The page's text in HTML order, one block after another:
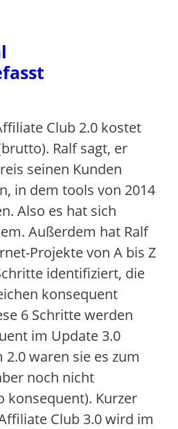
Club 2.0 kostet
Ralf sagt, er
seinen Kunden
in dem tools von 2014
Also es hat sich
Außerdem hat Ralf
Projekte von A bis Z
identifiziert, die
konsequent
6 Schritte werden
im Update 3.0
waren sie es zum
noch nicht
konsequent). Kurzer
Club 3.0 wird im